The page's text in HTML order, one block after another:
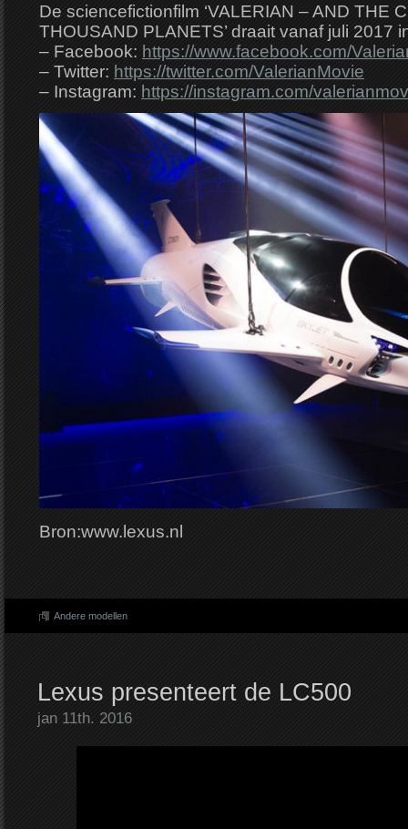
De sciencefictionfilm ‘VALERIAN – AND THE
THOUSAND PLANETS’ draait vanaf juli 2017
– Facebook: https://www.facebook.com/
– Twitter: https://twitter.com/ValerianMovie
– Instagram: https://instagram.com/
Bron:www.lexus.nl
Andere modellen
Lexus presenteert de LC500
jan 11th. 2016